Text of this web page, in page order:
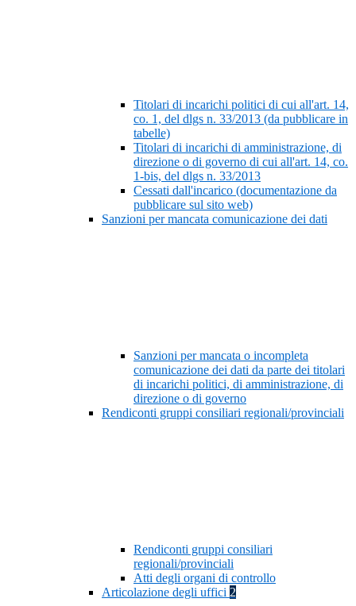
Titolari di incarichi politici di cui all'art. 14,
co. 1, del dlgs n. 33/2013 (da pubblicare in
tabelle)
Titolari di incarichi di amministrazione, di
direzione o di governo di cui all'art. 14, co.
1-bis, del dlgs n. 33/2013
Cessati dall'incarico (documentazione da
pubblicare sul sito web)
Sanzioni per mancata comunicazione dei dati
Sanzioni per mancata o incompleta
comunicazione dei dati da parte dei titolari
di incarichi politici, di amministrazione, di
direzione o di governo
Rendiconti gruppi consiliari regionali/provinciali
Rendiconti gruppi consiliari
regionali/provinciali
Atti degli organi di controllo
Articolazione degli uffici 2